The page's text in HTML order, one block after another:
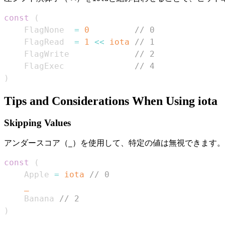
const
(
    FlagNone
= 0
// 0
    FlagRead
= 1 << iota
// 1
    FlagWrite
// 2
    FlagExec
// 4
)
Tips and Considerations When Using iota
Skipping Values
アンダースコア（ ）を使用して、特定の値は無視できます
const
(
    Apple
= iota
// 0
    Banana
// 2
)